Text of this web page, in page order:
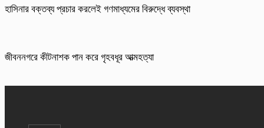
হাসিনার বক্তব্য প্রচার করলেই গণমাধ্যমের বিরুদ্ধে ব্যবস্থা
জীবননগরে কীটনাশক পান করে গৃহবধূর আত্মহত্যা